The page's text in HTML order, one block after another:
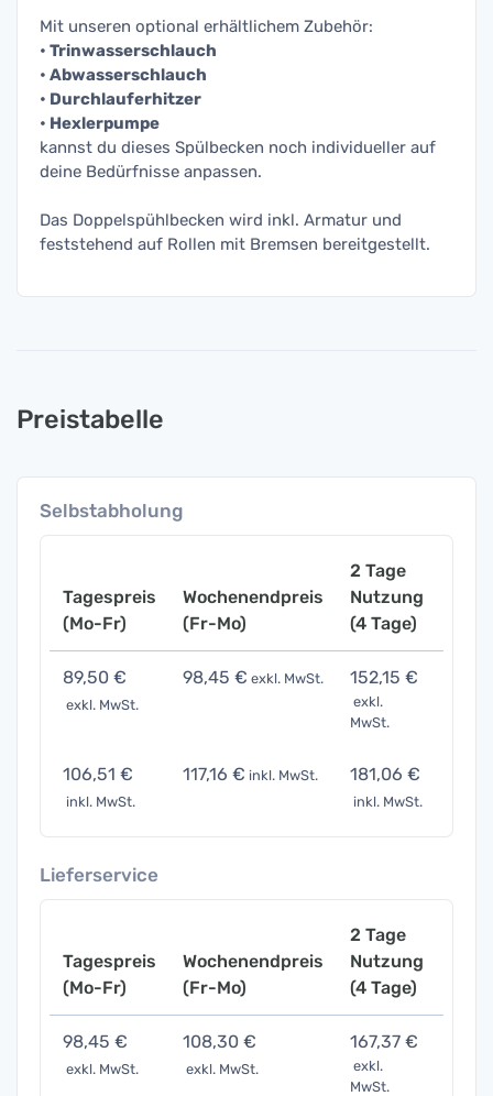
Mit unseren optional erhältlichem Zubehör:
• Trinwasserschlauch
• Abwasserschlauch
• Durchlauferhitzer
• Hexlerpumpe
kannst du dieses Spülbecken noch individueller auf
deine Bedürfnisse anpassen.
Das Doppelspühlbecken wird inkl. Armatur und
feststehend auf Rollen mit Bremsen bereitgestellt.
Preistabelle
Selbstabholung
Tagespreis
(Mo-Fr)
Wochenendpreis
(Fr-Mo)
2 Tage
Nutzung
(4 Tage)
89,50 €
exkl. MwSt.
98,45 € exkl. MwSt. 152,15 €
exkl.
MwSt.
106,51 €
inkl. MwSt.
117,16 € inkl. MwSt. 181,06 €
inkl. MwSt.
Lieferservice
Tagespreis
(Mo-Fr)
Wochenendpreis
(Fr-Mo)
2 Tage
Nutzung
(4 Tage)
98,45 €
exkl. MwSt.
108,30 €
exkl. MwSt.
167,37 €
exkl.
MwSt.